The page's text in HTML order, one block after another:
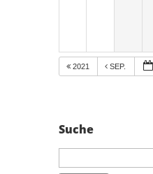
2021 SEP.
Suche
Suchen